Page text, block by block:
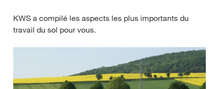
KWS a compilé les aspects les plus importants du
travail du sol pour vous.